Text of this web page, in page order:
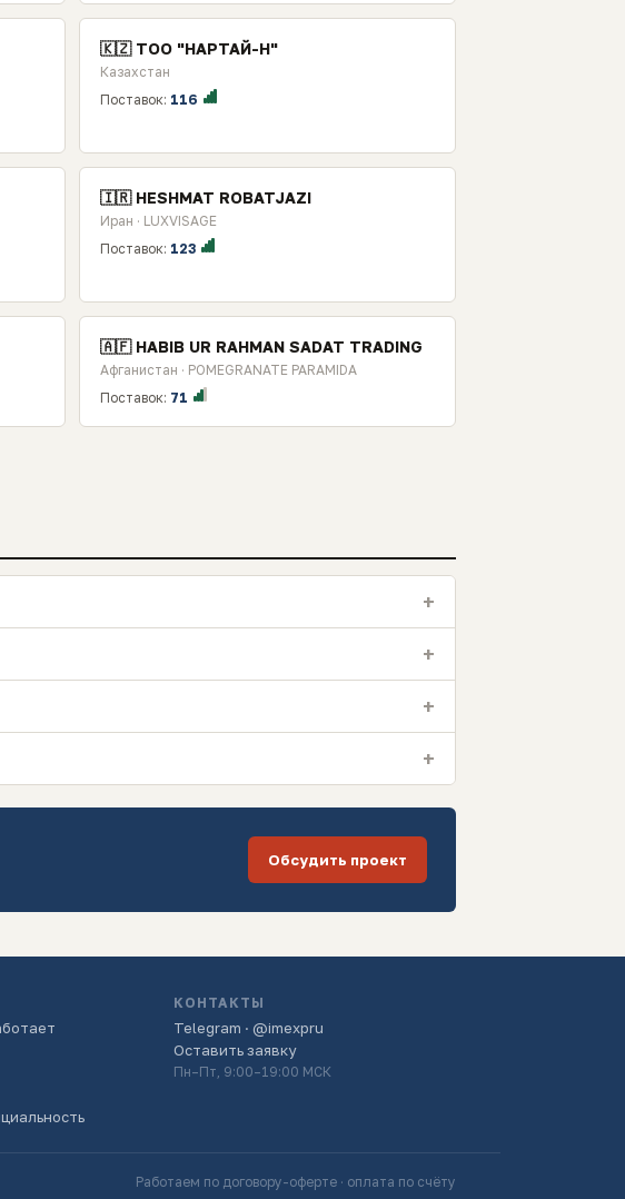
🇰🇿 ТОО "НАРТАЙ-Н"
Казахстан
Поставок: 116
🇮🇷 HESHMAT ROBATJAZI
Иран · LUXVISAGE
Поставок: 123
🇦🇫 HABIB UR RAHMAN SADAT TRADING
Афганистан · POMEGRANATE PARAMIDA
Поставок: 71
+
+
+
+
Обсудить проект
КОНТАКТЫ
Telegram · @imexpru
Оставить заявку
Пн–Пт, 9:00–19:00 МСК
Работаем по договору-оферте · оплата по счёту